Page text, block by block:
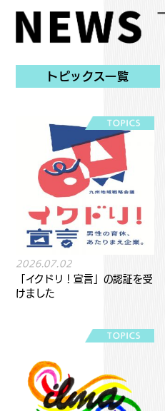
トピックス一覧
2026.07.02
「イクドリ！宣言」の認証を受
けました